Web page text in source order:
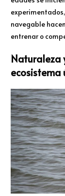
navegable
entrenar o
Naturaleza
ecosistema